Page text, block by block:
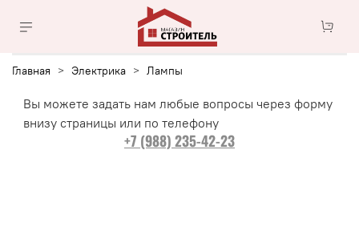
Главная Электрика Лампы
Вы можете задать нам любые вопросы через форму
внизу страницы или по телефону
+7 (988) 235-42-23